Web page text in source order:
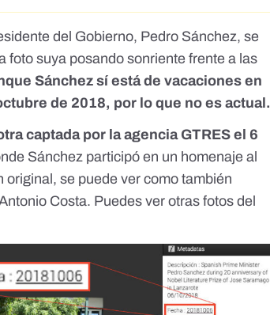
del Gobierno, Pedro Sánchez, se
foto suya posando sonriente frente a las
Sánchezsí está de vacaciones en
de 2018, por lo que no es actual.
captada por la agencia GTRES el 6
Sánchez participó en un homenaje al
se puede ver como también
Costa. Puedes ver otras fotos del